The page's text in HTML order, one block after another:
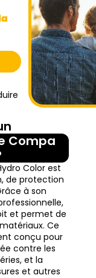
Compa
Color est
de protection
à son
et permet de
Ce
conçu pour
contre les
et la
et autres